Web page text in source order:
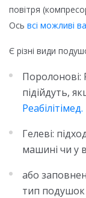
повітря
Ось всі можливі
Є різні види
Поролонові:
підійдуть,
Реабілітімед.
Гелеві:
машині чи у
або
тип подушок